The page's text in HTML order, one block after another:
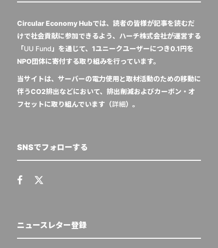
Circular Economy Hubでは、読者の皆様が記事を読むだ
けで社会貢献に参加できるよう、ハーチ株式会社が運営する
「UU Fund 」を通じて、1ユニークユーザーにつき0.1円を
NPO団体に寄付する取り組みを行っています。
当サイトは、サーバーの電力使用と取材活動のための移動に
伴うCO2排出などにおいて、排出削減およびカーボン・オ
フセットに取り組んでいます（詳細）。
SNSでフォローする
ニュースレター登録